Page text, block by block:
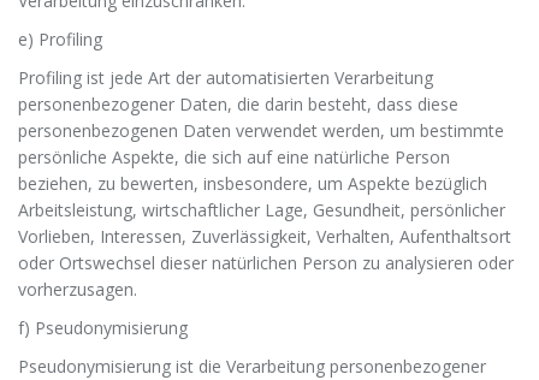
e) Profiling
Profiling ist jede Art der automatisierten Verarbeitung
personenbezogener Daten, die darin besteht, dass diese
personenbezogenen Daten verwendet werden, um bestimmte
persönliche Aspekte, die sich auf eine natürliche Person
beziehen, zu bewerten, insbesondere, um Aspekte bezüglich
Arbeitsleistung, wirtschaftlicher Lage, Gesundheit, persönlicher
Vorlieben, Interessen, Zuverlässigkeit, Verhalten, Aufenthaltsort
oder Ortswechsel dieser natürlichen Person zu analysieren oder
vorherzusagen.
f) Pseudonymisierung
Pseudonymisierung ist die Verarbeitung personenbezogener